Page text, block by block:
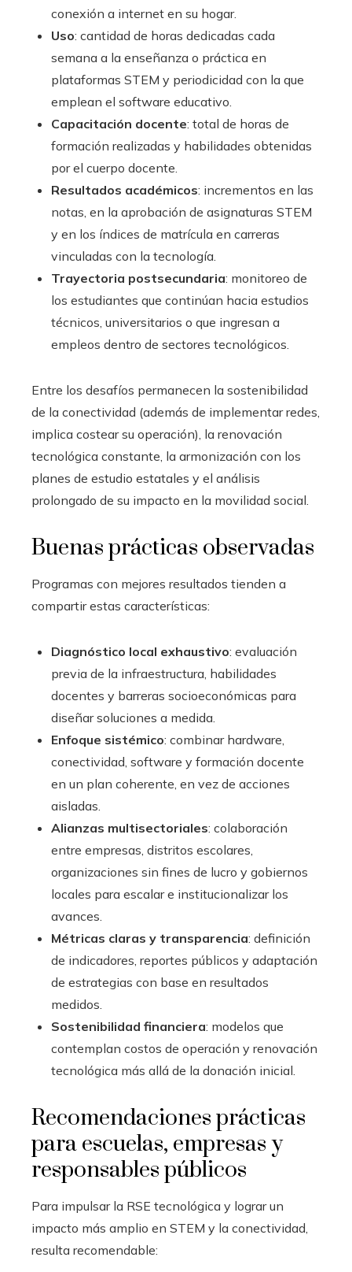
conexión a internet en su hogar.
Uso: cantidad de horas dedicadas cada
semana a la enseñanza o práctica en
plataformas STEM y periodicidad con la que
emplean el software educativo.
Capacitación docente: total de horas de
formación realizadas y habilidades obtenidas
por el cuerpo docente.
Resultados académicos: incrementos en las
notas, en la aprobación de asignaturas STEM
y en los índices de matrícula en carreras
vinculadas con la tecnología.
Trayectoria postsecundaria: monitoreo de
los estudiantes que continúan hacia estudios
técnicos, universitarios o que ingresan a
empleos dentro de sectores tecnológicos.
Entre los desafíos permanecen la sostenibilidad
de la conectividad (además de implementar redes,
implica costear su operación), la renovación
tecnológica constante, la armonización con los
planes de estudio estatales y el análisis
prolongado de su impacto en la movilidad social.
Buenas prácticas observadas
Programas con mejores resultados tienden a
compartir estas características:
Diagnóstico local exhaustivo: evaluación
previa de la infraestructura, habilidades
docentes y barreras socioeconómicas para
diseñar soluciones a medida.
Enfoque sistémico: combinar hardware,
conectividad, software y formación docente
en un plan coherente, en vez de acciones
aisladas.
Alianzas multisectoriales: colaboración
entre empresas, distritos escolares,
organizaciones sin fines de lucro y gobiernos
locales para escalar e institucionalizar los
avances.
Métricas claras y transparencia: definición
de indicadores, reportes públicos y adaptación
de estrategias con base en resultados
medidos.
Sostenibilidad financiera: modelos que
contemplan costos de operación y renovación
tecnológica más allá de la donación inicial.
Recomendaciones prácticas
para escuelas, empresas y
responsables públicos
Para impulsar la RSE tecnológica y lograr un
impacto más amplio en STEM y la conectividad,
resulta recomendable: